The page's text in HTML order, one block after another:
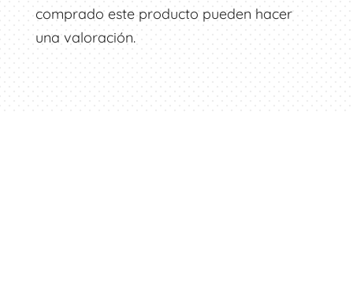
comprado este producto pueden hacer
una valoración.